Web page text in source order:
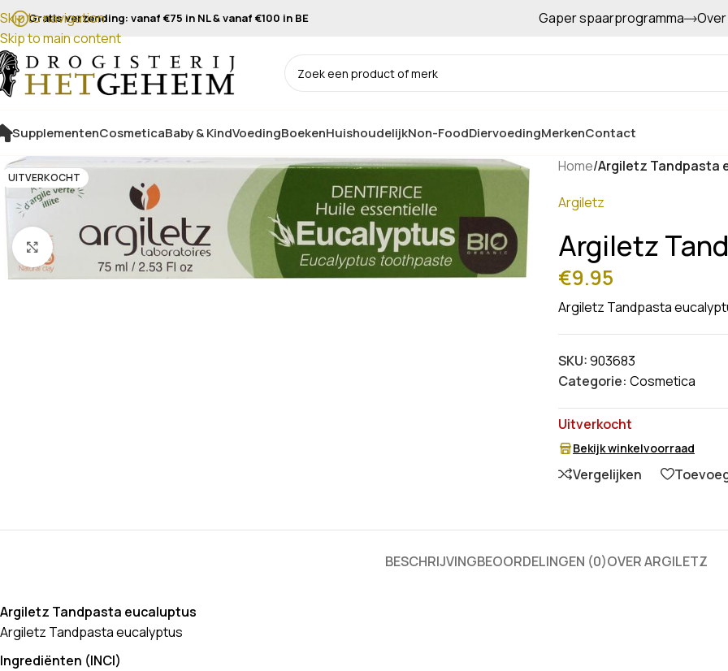
Skip to navigation
Skip to main content
Gratis verzending: vanaf €75 in NL & vanaf €100 in BE Gratis afhalen in de winkelGaper spaarprogramma
SupplementenCosmeticaBaby & KindVoedingBoekenHuishoudelijkNon-FoodDiervoedingMerkenContact
UITVERKOCHT
Klik om te vergroten
Home/Argiletz Tandpasta
Argiletz
Argiletz
€9.95
Argiletz Tandpasta
SKU:903683
Categorie: Cosmetica
Uitverkocht
Bekijk winkelvoorraad
Vergelijken
BESCHRIJVINGBEOORDELINGEN (0)OVER ARGILETZ
Argiletz Tandpasta eucaluptus
Argiletz Tandpasta eucalyptus
Ingrediënten (INCI)